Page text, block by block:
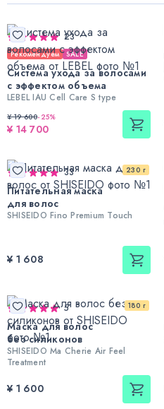
23
Рекомендуем SALE
Система ухода за волосами
с эффектом объема
LEBEL IAU Cell Care S type
¥ 19 600- 25%
¥ 14 700
230 г
33
Питательная маска
для волос
SHISEIDO Fino Premium Touch
¥ 1 608
180 г
5
Маска для волос
без силиконов
SHISEIDO Ma Cherie Air Feel
Treatment
¥ 1 600